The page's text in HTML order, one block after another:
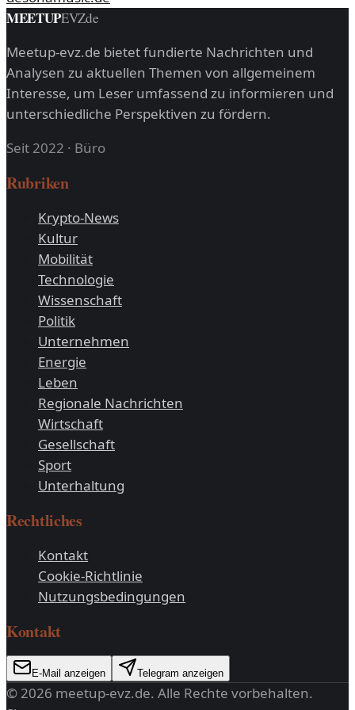
MEETUPEVZde
Meetup-evz.de bietet fundierte Nachrichten und
Analysen zu aktuellen Themen von allgemeinem
Interesse, um Leser umfassend zu informieren und
unterschiedliche Perspektiven zu fördern.
Seit 2022 · Büro
Rubriken
Krypto-News
Kultur
Mobilität
Technologie
Wissenschaft
Politik
Unternehmen
Energie
Leben
Regionale Nachrichten
Wirtschaft
Gesellschaft
Sport
Unterhaltung
Rechtliches
Kontakt
Cookie-Richtlinie
Nutzungsbedingungen
Kontakt
E-Mail anzeigen Telegram anzeigen
©2026 meetup-evz.de. Alle Rechte vorbehalten.